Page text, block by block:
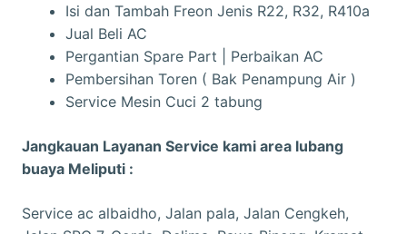
Isi dan Tambah Freon Jenis R22, R32, R410a
Jual Beli AC
Pergantian Spare Part | Perbaikan AC
Pembersihan Toren ( Bak Penampung Air )
Service Mesin Cuci 2 tabung
Jangkauan Layanan Service kami area lubang
buaya Meliputi :
Service ac albaidho, Jalan pala, Jalan Cengkeh,